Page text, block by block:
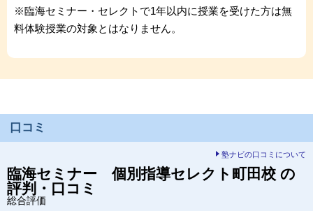
※臨海セミナー・セレクトで1年以内に授業を受けた方は無
料体験授業の対象とはなりません。
口コミ
塾ナビの口コミについて
臨海セミナー 個別指導セレクト 町田校 の
評判・口コミ
総合評価